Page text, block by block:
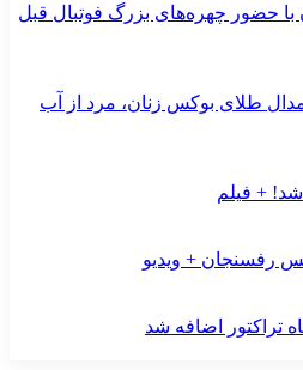
حضور چهره‌های بزرگ فوتبال قبل
طلای بوکس زنان، مرد از آب
+ فیلم
رفسنجان + ویدیو
تراکتور اضافه شد